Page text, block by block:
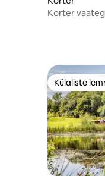
Korter
Külaliste
Külaliste